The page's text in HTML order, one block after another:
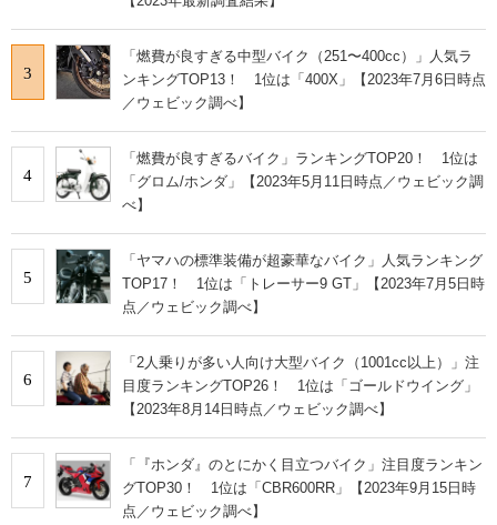
3
「燃費が良すぎる中型バイク（251〜400cc）」人気ラ
ンキングTOP13！ 1位は「400X」【2023年7月6日時点
／ウェビック調べ】
4
「燃費が良すぎるバイク」ランキングTOP20！ 1位は
「グロム/ホンダ」【2023年5月11日時点／ウェビック調
べ】
5
「ヤマハの標準装備が超豪華なバイク」人気ランキング
TOP17！ 1位は「トレーサー9 GT」【2023年7月5日時
点／ウェビック調べ】
6
「2人乗りが多い人向け大型バイク（1001cc以上）」注
目度ランキングTOP26！ 1位は「ゴールドウイング」
【2023年8月14日時点／ウェビック調べ】
7
「『ホンダ』のとにかく目立つバイク」注目度ランキン
グTOP30！ 1位は「CBR600RR」【2023年9月15日時
点／ウェビック調べ】